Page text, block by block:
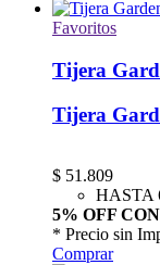
Favoritos
Tijera
Tijera
$ 51.809
HASTA
5% OFF
* Precio sin
Comprar